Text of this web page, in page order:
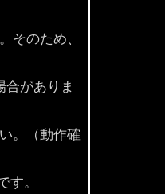
そのため、
がありま
。（動作確
。